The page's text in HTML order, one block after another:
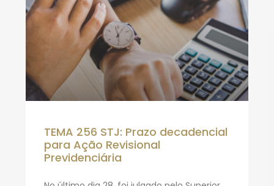
TEMA 256 STJ: Prazo decadencial
para Ação Revisional
Previdenciária